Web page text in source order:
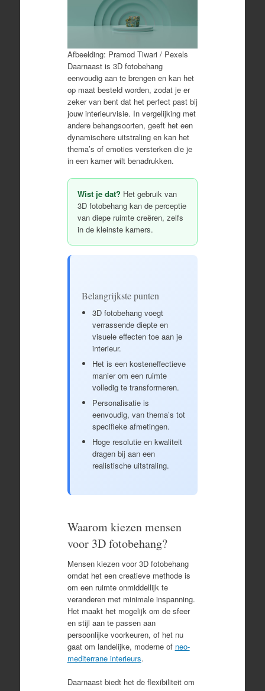
Afbeelding: Pramod Tiwari / Pexels
Daarnaast is 3D fotobehang
eenvoudig aan te brengen en kan het
op maat besteld worden, zodat je er
zeker van bent dat het perfect past bij
jouw interieurvisie. In vergelijking met
andere behangsoorten, geeft het een
dynamischere uitstraling en kan het
thema’s of emoties versterken die je
in een kamer wilt benadrukken.
Wist je dat? Het gebruik van
3D fotobehang kan de perceptie
van diepe ruimte creëren, zelfs
in de kleinste kamers.
Belangrijkste punten
3D fotobehang voegt
verrassende diepte en
visuele effecten toe aan je
interieur.
Het is een kosteneffectieve
manier om een ruimte
volledig te transformeren.
Personalisatie is
eenvoudig, van thema’s tot
specifieke afmetingen.
Hoge resolutie en kwaliteit
dragen bij aan een
realistische uitstraling.
Waarom kiezen mensen
voor 3D fotobehang?
Mensen kiezen voor 3D fotobehang
omdat het een creatieve methode is
om een ruimte onmiddellijk te
veranderen met minimale inspanning.
Het maakt het mogelijk om de sfeer
en stijl aan te passen aan
persoonlijke voorkeuren, of het nu
gaat om landelijke, moderne of neo-
mediterrane interieurs.
Daarnaast biedt het de flexibiliteit om